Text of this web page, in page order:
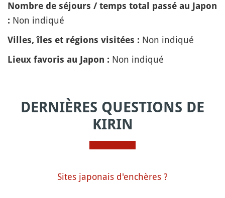
Nombre de séjours / temps total passé au Japon
: Non indiqué
Villes, îles et régions visitées : Non indiqué
Lieux favoris au Japon : Non indiqué
DERNIÈRES QUESTIONS DE
KIRIN
Sites japonais d'enchères ?